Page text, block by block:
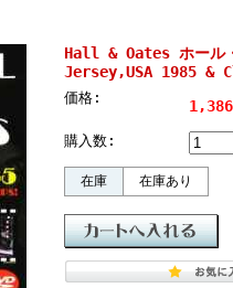
Hall & Oates ホール
Jersey,USA 1985 &
価格:
購入数:
在庫 在庫あり